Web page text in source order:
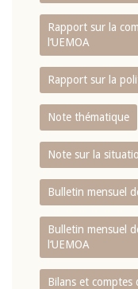
Rapport sur la
l‘UEMOA
Rapport sur la
Note thématique
Note sur la
Bulletin mensuel
Bulletin mensuel
l‘UEMOA
Bilans et comptes